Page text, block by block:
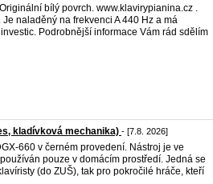
bílý povrch. www.klavirypianina.cz .
naladěný na frekvenci A 440 Hz a má
Podrobnější informace Vám rád sdělím
kladívková mechanika) - [7.8. 2026]
660 v černém provedení. Nástroj je ve
pouze v domácím prostředí. Jedná se
(do ZUŠ), tak pro pokročilé hráče, kteří